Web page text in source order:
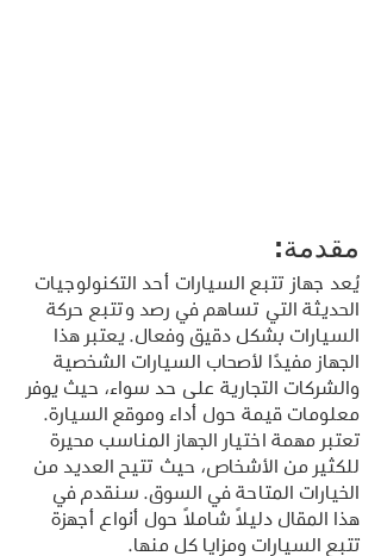
مقدمة:
يُعد جهاز تتبع السيارات أحد التكنولوجيات
الحديثة التي تساهم في رصد وتتبع حركة
السيارات بشكل دقيق وفعال. يعتبر هذا
الجهاز مفيدًا لأصحاب السيارات الشخصية
والشركات التجارية على حد سواء، حيث يوفر
معلومات قيمة حول أداء وموقع السيارة.
تعتبر مهمة اختيار الجهاز المناسب محيرة
للكثير من الأشخاص، حيث تتيح العديد من
الخيارات المتاحة في السوق. سنقدم في
هذا المقال دليلًا شاملاً حول أنواع أجهزة
تتبع السيارات ومزايا كل منها.